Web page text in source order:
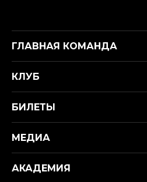
ГЛАВНАЯ КОМАНДА
КЛУБ
БИЛЕТЫ
МЕДИА
АКАДЕМИЯ